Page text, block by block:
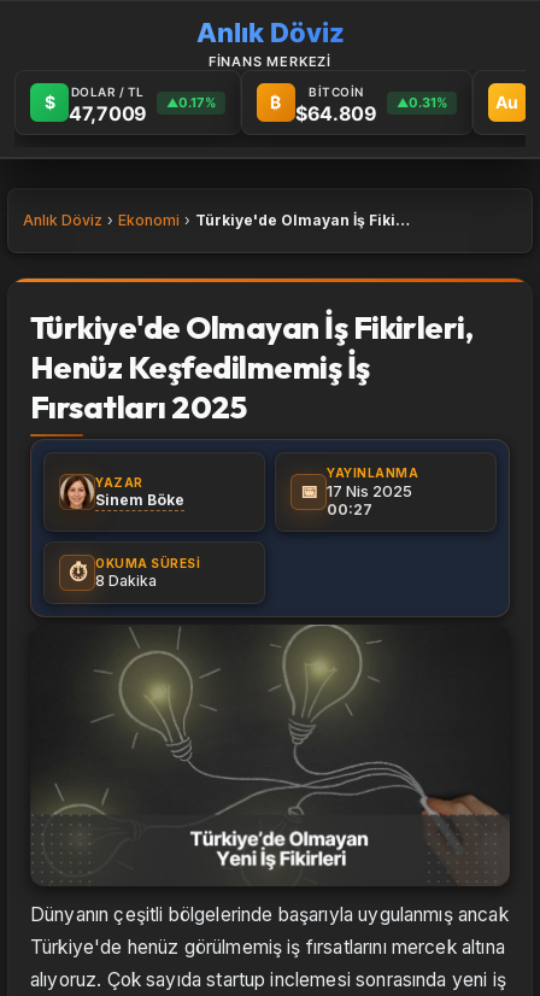
Anlık Döviz
FİNANS MERKEZİ
$ DOLAR / TL
47,7009 ▲0.17% ₿ BİTCOİN
$64.809 ▲0.31% Au
Anlık Döviz Ekonomi Türkiye'de Olmayan İş Fikirleri, Henüz Keşfedilmemiş İş Fırsatları 2025
Türkiye'de Olmayan İş Fikirleri,
Henüz Keşfedilmemiş İş
Fırsatları 2025
YAZAR
Sinem Böke 📅
YAYINLANMA
17 Nis 2025
00:27
⏱️ OKUMA SÜRESI
8 Dakika
Dünyanın çeşitli bölgelerinde başarıyla uygulanmış ancak
Türkiye'de henüz görülmemiş iş fırsatlarını mercek altına
alıyoruz. Çok sayıda startup inclemesi sonrasında yeni iş